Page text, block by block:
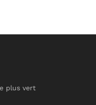
plus vert